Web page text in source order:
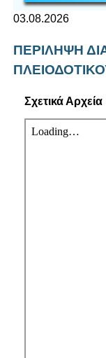
03.08.2026
ΠΕΡΙΛΗΨΗ
Σχετικά Αρχεία